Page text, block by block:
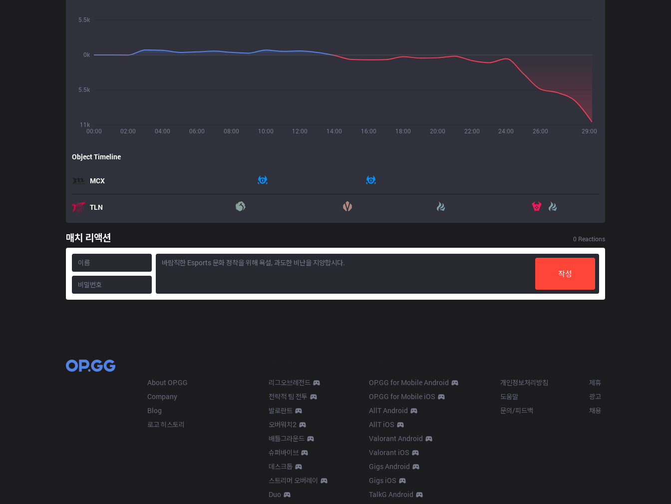
00:00 02:00 04:00 06:00 08:00 10:00 12:00 14:00 16:00 18:00 20:00 22:00 24:00 26:00 29:00
11k
5.5k
0k
5.5k
Object Timeline
MCX
TLN
매치 리액션 0 Reactions
작성
About OP.GG
Company
Blog
로고 히스토리
리그오브레전드
전략적 팀 전투
발로란트
오버워치2
배틀그라운드
슈퍼바이브
데스크톱
스트리머 오버레이
Duo
OP.GG for Mobile Android
OP.GG for Mobile iOS
AllT Android
AllT iOS
Valorant Android
Valorant iOS
Gigs Android
Gigs iOS
TalkG Android
개인정보처리방침
도움말
문의/피드백
제휴
광고
채용